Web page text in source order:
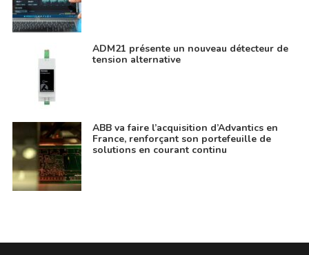
ADM21 présente un nouveau détecteur de
tension alternative
ABB va faire l’acquisition d’Advantics en
France, renforçant son portefeuille de
solutions en courant continu